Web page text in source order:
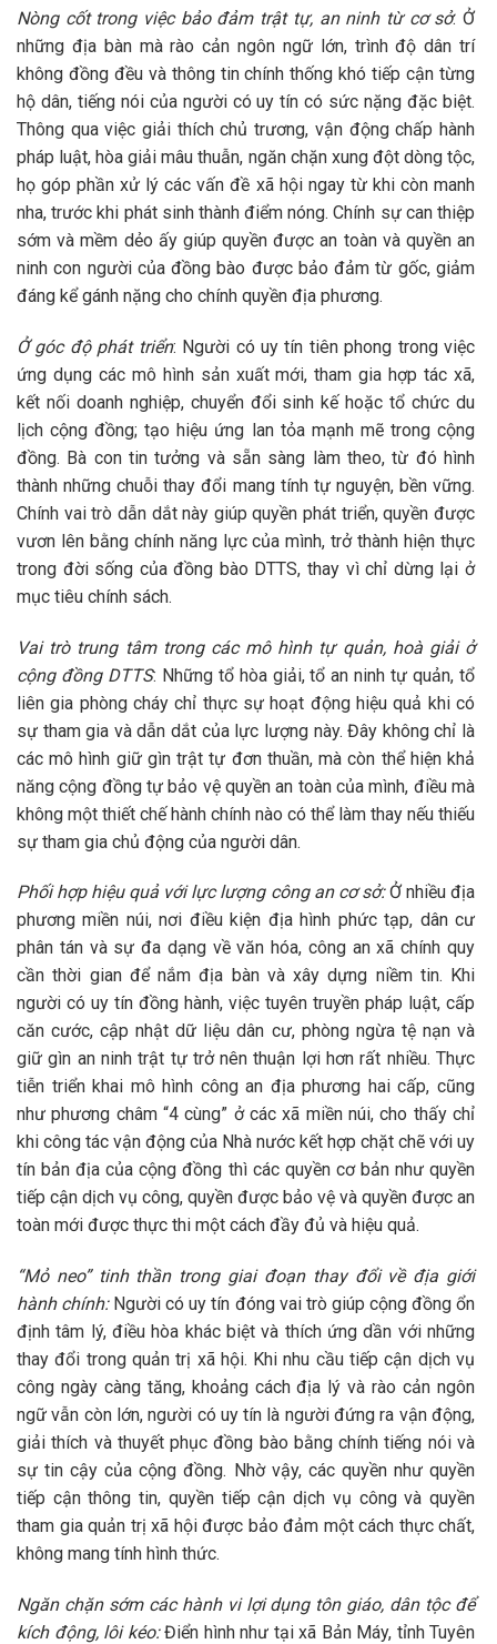
Nòng cốt trong việc bảo đảm trật tự, an ninh từ cơ sở: Ở
những địa bàn mà rào cản ngôn ngữ lớn, trình độ dân trí
không đồng đều và thông tin chính thống khó tiếp cận từng
hộ dân, tiếng nói của người có uy tín có sức nặng đặc biệt.
Thông qua việc giải thích chủ trương, vận động chấp hành
pháp luật, hòa giải mâu thuẫn, ngăn chặn xung đột dòng tộc,
họ góp phần xử lý các vấn đề xã hội ngay từ khi còn manh
nha, trước khi phát sinh thành điểm nóng. Chính sự can thiệp
sớm và mềm dẻo ấy giúp quyền được an toàn và quyền an
ninh con người của đồng bào được bảo đảm từ gốc, giảm
đáng kể gánh nặng cho chính quyền địa phương.
Ở góc độ phát triển: Người có uy tín tiên phong trong việc
ứng dụng các mô hình sản xuất mới, tham gia hợp tác xã,
kết nối doanh nghiệp, chuyển đổi sinh kế hoặc tổ chức du
lịch cộng đồng; tạo hiệu ứng lan tỏa mạnh mẽ trong cộng
đồng. Bà con tin tưởng và sẵn sàng làm theo, từ đó hình
thành những chuỗi thay đổi mang tính tự nguyện, bền vững.
Chính vai trò dẫn dắt này giúp quyền phát triển, quyền được
vươn lên bằng chính năng lực của mình, trở thành hiện thực
trong đời sống của đồng bào DTTS, thay vì chỉ dừng lại ở
mục tiêu chính sách.
Vai trò trung tâm trong các mô hình tự quản, hoà giải ở
cộng đồng DTTS: Những tổ hòa giải, tổ an ninh tự quản, tổ
liên gia phòng cháy chỉ thực sự hoạt động hiệu quả khi có
sự tham gia và dẫn dắt của lực lượng này. Đây không chỉ là
các mô hình giữ gìn trật tự đơn thuần, mà còn thể hiện khả
năng cộng đồng tự bảo vệ quyền an toàn của mình, điều mà
không một thiết chế hành chính nào có thể làm thay nếu thiếu
sự tham gia chủ động của người dân.
Phối hợp hiệu quả với lực lượng công an cơ sở:Ở nhiều địa
phương miền núi, nơi điều kiện địa hình phức tạp, dân cư
phân tán và sự đa dạng về văn hóa, công an xã chính quy
cần thời gian để nắm địa bàn và xây dựng niềm tin. Khi
người có uy tín đồng hành, việc tuyên truyền pháp luật, cấp
căn cước, cập nhật dữ liệu dân cư, phòng ngừa tệ nạn và
giữ gìn an ninh trật tự trở nên thuận lợi hơn rất nhiều. Thực
tiễn triển khai mô hình công an địa phương hai cấp, cũng
như phương châm “4 cùng” ở các xã miền núi, cho thấy chỉ
khi công tác vận động của Nhà nước kết hợp chặt chẽ với uy
tín bản địa của cộng đồng thì các quyền cơ bản như quyền
tiếp cận dịch vụ công, quyền được bảo vệ và quyền được an
toàn mới được thực thi một cách đầy đủ và hiệu quả.
“Mỏ neo” tinh thần trong giai đoạn thay đổi về địa giới
hành chính:Người có uy tín đóng vai trò giúp cộng đồng ổn
định tâm lý, điều hòa khác biệt và thích ứng dần với những
thay đổi trong quản trị xã hội. Khi nhu cầu tiếp cận dịch vụ
công ngày càng tăng, khoảng cách địa lý và rào cản ngôn
ngữ vẫn còn lớn, người có uy tín là người đứng ra vận động,
giải thích và thuyết phục đồng bào bằng chính tiếng nói và
sự tin cậy của cộng đồng. Nhờ vậy, các quyền như quyền
tiếp cận thông tin, quyền tiếp cận dịch vụ công và quyền
tham gia quản trị xã hội được bảo đảm một cách thực chất,
không mang tính hình thức.
Ngăn chặn sớm các hành vi lợi dụng tôn giáo, dân tộc để
kích động, lôi kéo:Điển hình như tại xã Bản Máy, tỉnh Tuyên